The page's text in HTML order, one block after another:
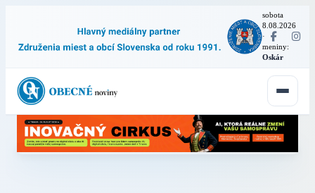
sobota
8.08.2026
·
meniny:
Oskár